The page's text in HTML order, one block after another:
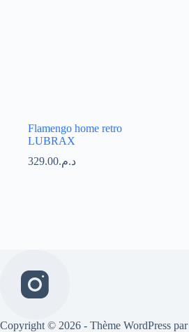
Flamengo home retro
LUBRAX
د.م.329.00
Copyright © 2026 - Thème WordPress par